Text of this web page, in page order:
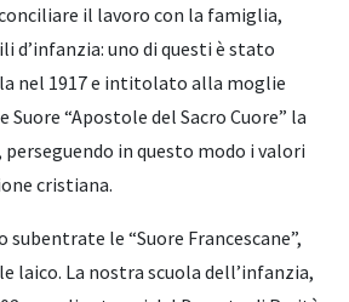
il lavoro con la famiglia,
d’infanzia: uno di questi è stato
nel 1917 e intitolato alla moglie
Suore “Apostole del Sacro Cuore” la
in questo modo i valori
cristiana.
subentrate le “Suore Francescane”,
laico. La nostra scuola dell’infanzia,